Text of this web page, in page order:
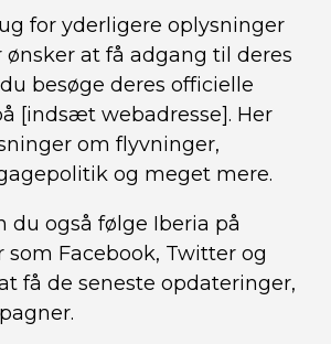
for yderligere oplysninger
ønsker at få adgang til deres
besøge deres officielle
[indsæt webadresse]. Her
om flyvninger,
og meget mere.
du også følge Iberia på
som Facebook, Twitter og
få de seneste opdateringer,